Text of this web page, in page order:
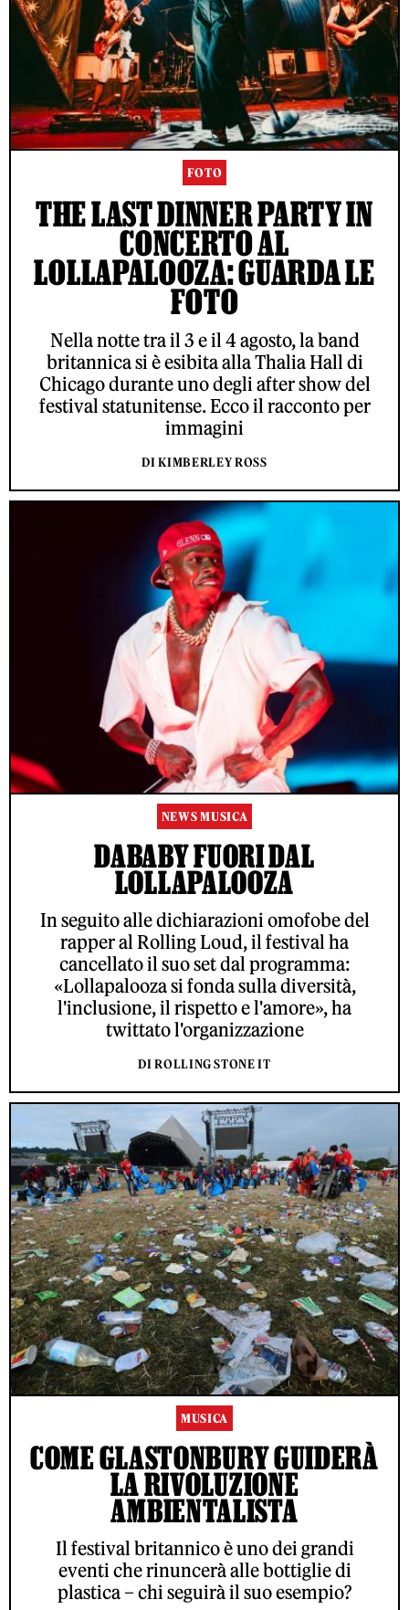
FOTO
THE LAST DINNER PARTY IN
CONCERTO AL
LOLLAPALOOZA: GUARDA LE
FOTO
Nella notte tra il 3 e il 4 agosto, la band
britannica si è esibita alla Thalia Hall di
Chicago durante uno degli after show del
festival statunitense. Ecco il racconto per
immagini
DI KIMBERLEY ROSS
NEWS MUSICA
DABABY FUORI DAL
LOLLAPALOOZA
In seguito alle dichiarazioni omofobe del
rapper al Rolling Loud, il festival ha
cancellato il suo set dal programma:
«Lollapalooza si fonda sulla diversità,
l'inclusione, il rispetto e l'amore», ha
twittato l'organizzazione
DI ROLLING STONE IT
MUSICA
COME GLASTONBURY GUIDERÀ
LA RIVOLUZIONE
AMBIENTALISTA
Il festival britannico è uno dei grandi
eventi che rinuncerà alle bottiglie di
plastica – chi seguirà il suo esempio?